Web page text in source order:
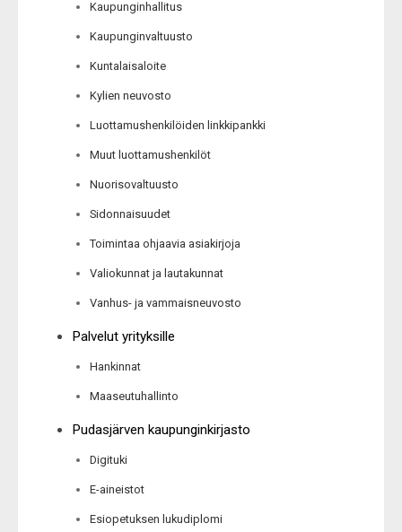
Kaupunginhallitus
Kaupunginvaltuusto
Kuntalaisaloite
Kylien neuvosto
Luottamushenkilöiden linkkipankki
Muut luottamushenkilöt
Nuorisovaltuusto
Sidonnaisuudet
Toimintaa ohjaavia asiakirjoja
Valiokunnat ja lautakunnat
Vanhus- ja vammaisneuvosto
Palvelut yrityksille
Hankinnat
Maaseutuhallinto
Pudasjärven kaupunginkirjasto
Digituki
E-aineistot
Esiopetuksen lukudiplomi